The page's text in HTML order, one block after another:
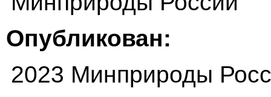
Опубликован:
2023 Минприроды